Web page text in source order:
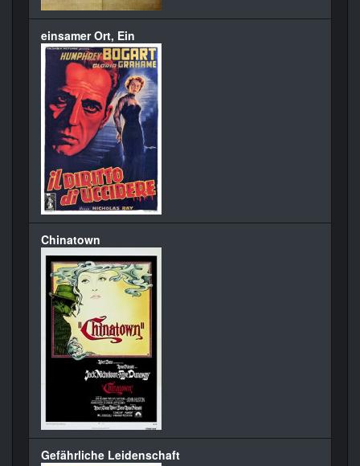
einsamer Ort, Ein
Chinatown
Gefährliche Leidenschaft